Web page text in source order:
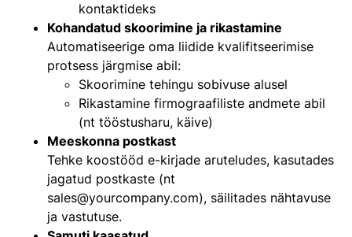
kontaktideks
Kohandatud skoorimine ja rikastamine
Automatiseerige oma liidide kvalifitseerimise
protsess järgmise abil:
Skoorimine tehingu sobivuse alusel
Rikastamine firmograafiliste andmete abil
(nt tööstusharu, käive)
Meeskonna postkast
Tehke koostööd e-kirjade aruteludes, kasutades
jagatud postkaste (nt
sales@yourcompany.com), säilitades nähtavuse
ja vastutuse.